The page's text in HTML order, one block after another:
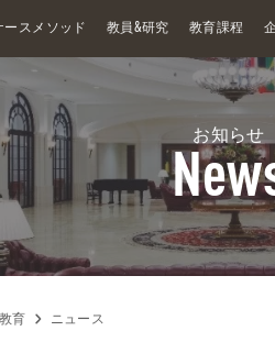
ースメソッド 教員&研究 教育課程
お知らせ
育 ニュース